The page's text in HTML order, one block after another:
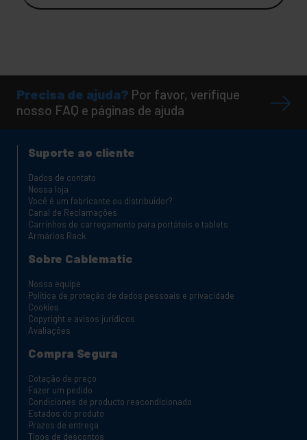
Precisa de ajuda? Por favor, verifique
nosso FAQ e páginas de ajuda
Suporte ao cliente
Dados de contato
Nossa loja
Você é um fabricante ou distribuidor?
Canal de Reclamações
Carrinhos de carregamento para portáteis e tablets
Armários Rack
Sobre Cablematic
Nossa equipe
Política de proteção de dados pessoais e privacidade
Cookies
Copyright e avisos jurídicos
Avaliações
Compra Segura
Cotação de preço
Fazer um pedido
Condiciones de producto reacondicionado
Estados do produto
Prazos de entrega
Tipos de descontos